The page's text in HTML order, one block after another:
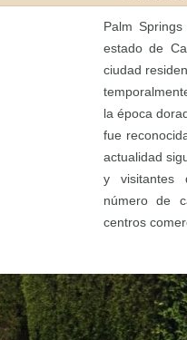
Palm
estado de
ciudad
la época
fue
actualidad
y visitantes
número de
centros